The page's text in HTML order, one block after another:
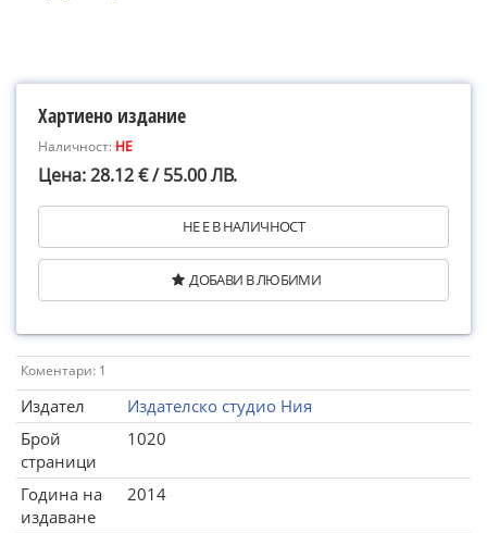
Хартиено издание
Наличност: НЕ
Цена: 28.12 € / 55.00 ЛВ.
НЕ Е В НАЛИЧНОСТ
ДОБАВИ В ЛЮБИМИ
Коментари: 1
Издател
Издателско студио Ния
Брой
страници
1020
Година на
издаване
2014